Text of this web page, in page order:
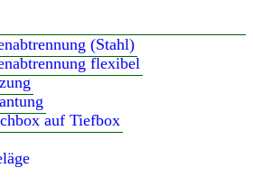
(Stahl)
flexibel
auf Tiefbox